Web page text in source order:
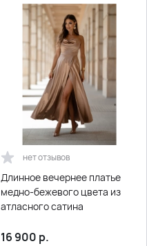
нет отзывов
Длинное вечернее платье
медно-бежевого цвета из
атласного сатина
16 900 р.